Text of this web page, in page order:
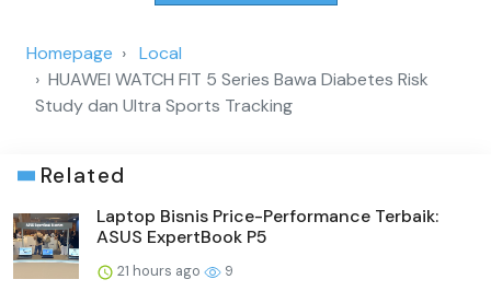
Homepage
Local
HUAWEI WATCH FIT 5 Series Bawa Diabetes Risk
Study dan Ultra Sports Tracking
Related
Laptop Bisnis Price-Performance Terbaik:
ASUS ExpertBook P5
21 hours ago 9